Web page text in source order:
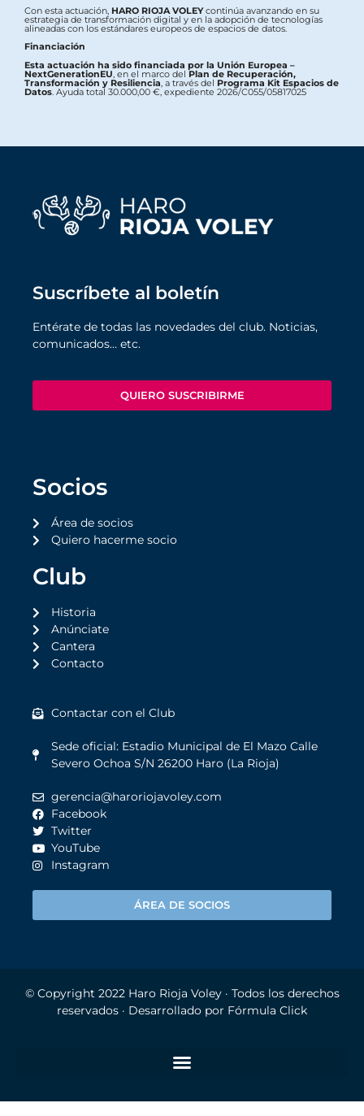
Con esta actuación, HARO RIOJA VOLEYcontinúa avanzando en su
estrategia de transformación digital y en la adopción de tecnologías
alineadas con los estándares europeos de espacios de datos.
Financiación
Esta actuación ha sido financiada por la Unión Europea –
NextGenerationEU , en el marco delPlan de Recuperación,
Transformación y Resiliencia , a través del Programa Kit Espacios de
Datos . Ayuda total 30.000,00 €, expediente 2026/C055/05817025
Suscríbete al boletín
Entérate de todas las novedades del club. Noticias,
comunicados… etc.
QUIERO SUSCRIBIRME
Socios
Área de socios
Quiero hacerme socio
Club
Historia
Anúnciate
Cantera
Contacto
Contactar con el Club
Sede oficial: Estadio Municipal de El Mazo Calle
Severo Ochoa S/N 26200 Haro (La Rioja)
gerencia@haroriojavoley.com
Facebook
Twitter
YouTube
Instagram
ÁREA DE SOCIOS
© Copyright 2022 Haro Rioja Voley· Todos los derechos
reservados · Desarrollado por Fórmula Click